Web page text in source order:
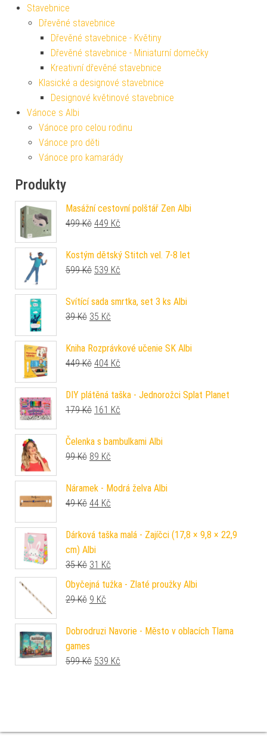
Stavebnice
Dřevěné stavebnice
Dřevěné stavebnice - Květiny
Dřevěné stavebnice - Miniaturní domečky
Kreativní dřevěné stavebnice
Klasické a designové stavebnice
Designové květinové stavebnice
Vánoce s Albi
Vánoce pro celou rodinu
Vánoce pro děti
Vánoce pro kamarády
Produkty
Masážní cestovní polštář Zen Albi
499Kč Původní cena byla: 499 Kč.
449 Kč
Kostým dětský Stitch vel. 7-8 let
599Kč Původní cena byla: 599 Kč.
539 Kč
Svítící sada smrtka, set 3 ks Albi
39Kč Původní cena byla: 39 Kč.
35 Kč
Kniha Rozprávkové učenie SK Albi
449Kč Původní cena byla: 449 Kč.
404 Kč
DIY plátěná taška - Jednorožci Splat Planet
179Kč Původní cena byla: 179 Kč.
161 Kč
Čelenka s bambulkami Albi
99Kč Původní cena byla: 99 Kč.
89 Kč
Náramek - Modrá želva Albi
49Kč Původní cena byla: 49 Kč.
44 Kč
Dárková taška malá - Zajíčci (17,8 × 9,8 × 22,9
cm) Albi
35Kč Původní cena byla: 35 Kč.
31 Kč
Obyčejná tužka - Zlaté proužky Albi
29Kč Původní cena byla: 29 Kč.
9 Kč
Dobrodruzi Navorie - Město v oblacích Tlama
games
599Kč Původní cena byla: 599 Kč.
539 Kč